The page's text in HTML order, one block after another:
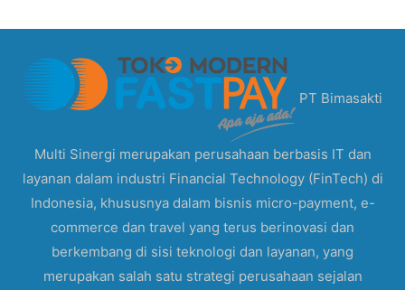
PT Bimasakti
Multi Sinergi merupakan perusahaan berbasis IT dan
layanan dalam industri Financial Technology (FinTech) di
Indonesia, khususnya dalam bisnis micro-payment, e-
commerce dan travel yang terus berinovasi dan
berkembang di sisi teknologi dan layanan, yang
merupakan salah satu strategi perusahaan sejalan